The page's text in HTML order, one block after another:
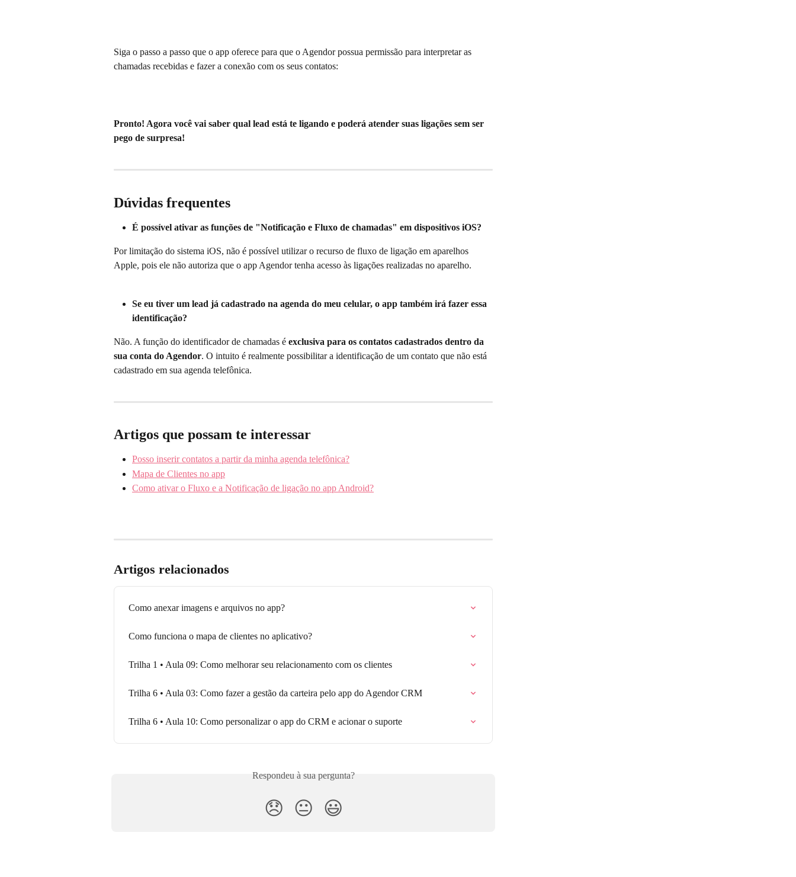
Siga o passo a passo que o app oferece para que o Agendor possua permissão para interpretar as
chamadas recebidas e fazer a conexão com os seus contatos:
Pronto! Agora você vai saber qual lead está te ligando e poderá atender suas ligações sem ser
pego de surpresa!
Dúvidas frequentes
É possível ativar as funções de "Notificação e Fluxo de chamadas" em dispositivos iOS?
Por limitação do sistema iOS, não é possível utilizar o recurso de fluxo de ligação em aparelhos
Apple, pois ele não autoriza que o app Agendor tenha acesso às ligações realizadas no aparelho.
Se eu tiver um lead já cadastrado na agenda do meu celular, o app também irá fazer essa
identificação?
Não. A função do identificador de chamadas é exclusiva para os contatos cadastrados dentro da
sua conta do Agendor. O intuito é realmente possibilitar a identificação de um contato que não está
cadastrado em sua agenda telefônica.
Artigos que possam te interessar
Posso inserir contatos a partir da minha agenda telefônica?
Mapa de Clientes no app
Como ativar o Fluxo e a Notificação de ligação no app Android?
Artigos relacionados
Como anexar imagens e arquivos no app?
Como funciona o mapa de clientes no aplicativo?
Trilha 1 • Aula 09: Como melhorar seu relacionamento com os clientes
Trilha 6 • Aula 03: Como fazer a gestão da carteira pelo app do Agendor CRM
Trilha 6 • Aula 10: Como personalizar o app do CRM e acionar o suporte
Respondeu à sua pergunta?
😞 😐 😃